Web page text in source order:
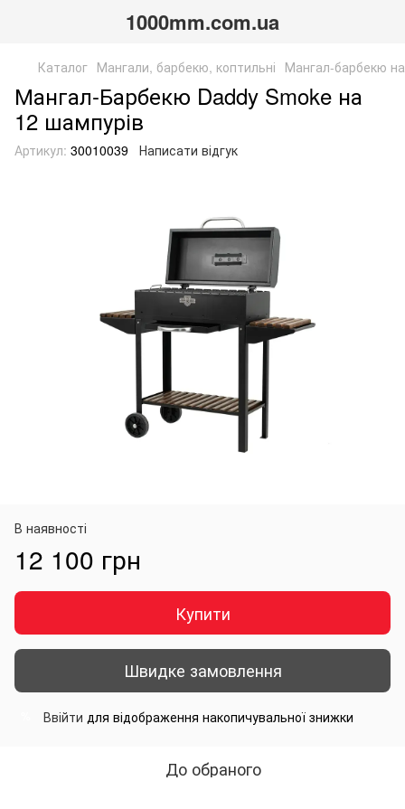
1000mm.com.ua
Каталог Мангали, барбекю, коптильні Мангал-барбекю
Мангал-Барбекю Daddy Smoke на
12 шампурів
Артикул: 30010039 Написати відгук
В наявності
12 100 грн
Купити
Швидке замовлення
Ввійти для відображення накопичувальної знижки
До обраного